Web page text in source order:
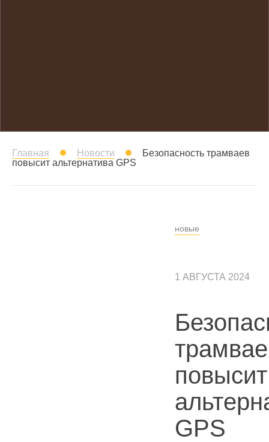
Главная Новости
Безопасность трамваев
повысит альтернатива GPS
новые
1 АВГУСТА 2024
повысит
GPS